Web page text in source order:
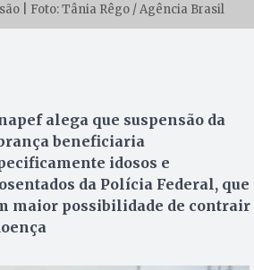
| Foto: Tânia Rêgo / Agência Brasil
alega que suspensão da
beneficiaria
idosos e
da Polícia Federal, que
maior possibilidade de contrair